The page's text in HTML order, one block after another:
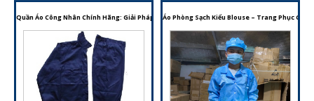
Quần Áo Công Nhân Chính Hãng: Giải Pháp Trang Phục Bảo Hộ Lao Động Tối Ưu
Áo Phòng Sạch Kiểu Blouse – Trang Phục